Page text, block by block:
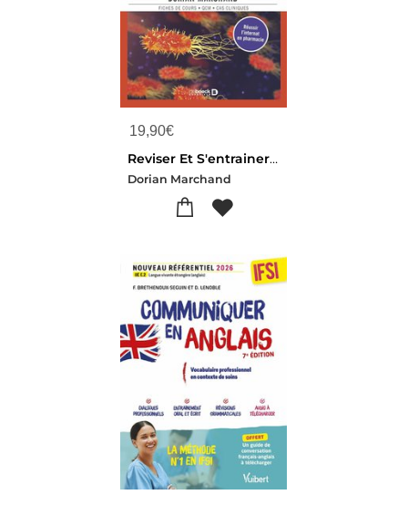
19,90€
Reviser Et S'entrainer En Bacteriologie Et Virologie
Dorian Marchand